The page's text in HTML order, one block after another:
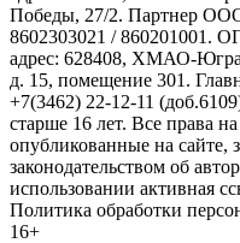
Победы, 27/2. Партнер
8602303021 / 860201001.
адрес: 628408, ХМАО-
д. 15, помещение 301.
+7(3462) 22-12-11
старше 16 лет. Все права
опубликованные на сайте,
законодательством об
использовании активная
Политика обработки
16+